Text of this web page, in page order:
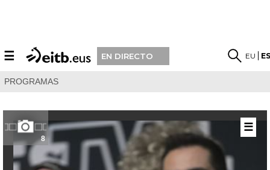
☰ EN DIRECTO EU
PROGRAMAS
8
☰